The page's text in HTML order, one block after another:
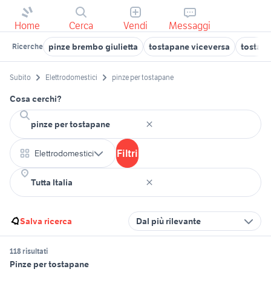
Home Cerca Vendi Messaggi
Ricerche pinze brembo giulietta tostapane viceversa
Subito Elettrodomestici pinze per tostapane
Cosa cerchi?
Elettrodomestici Filtri
Salva ricerca Dal più rilevante
118 risultati
Pinze per tostapane